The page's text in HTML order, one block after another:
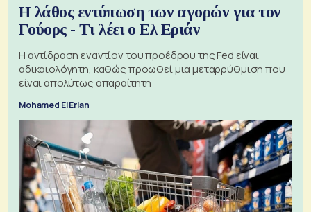
Η λάθος εντύπωση των αγορών για τον
Γούορς - Τι λέει ο Ελ Εριάν
Η αντίδραση εναντίον του προέδρου της Fed είναι
αδικαιολόγητη, καθώς προωθεί μια μεταρρύθμιση που
είναι απολύτως απαραίτητη
Mohamed El Erian